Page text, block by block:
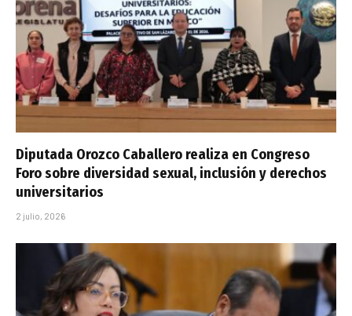
Diputada Orozco Caballero realiza en Congreso
Foro sobre diversidad sexual, inclusión y derechos
universitarios
2 julio, 2026